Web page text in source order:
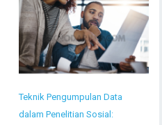
Teknik Pengumpulan Data
dalam Penelitian Sosial: